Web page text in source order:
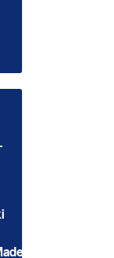
Rimouski
Lévis
Rimouski
de-la-